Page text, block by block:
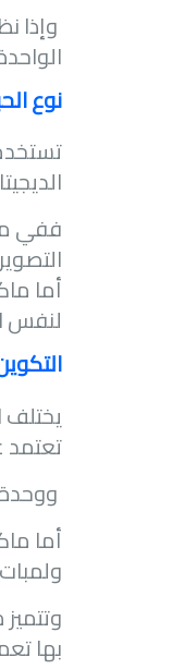
وإذا
نوع
ففي
التصوير يصل إلى
أما
لنفس
يختلف
تعتمد
أما
بها